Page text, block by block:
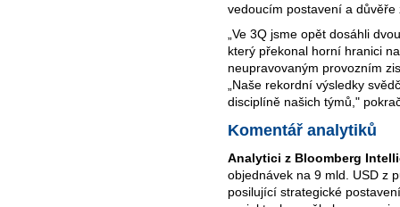
vedoucím postavení a
„Ve 3Q jsme opět dosáhli
který překonal horní hranici
neupravovaným provozním
„Naše rekordní výsledky
disciplíně našich týmů,"
Komentář analytiků
Analytici z Bloomberg
objednávek na 9 mld. USD z
posilující strategické